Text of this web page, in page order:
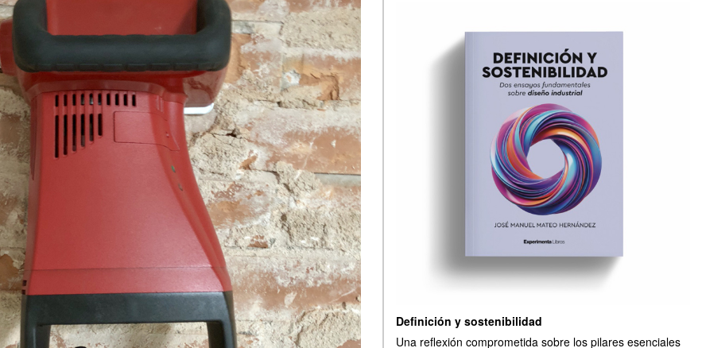
Definición y sostenibilidad
Una reflexión comprometida sobre los pilares esenciales